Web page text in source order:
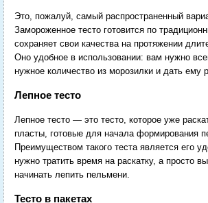
Это, пожалуй, самый распространенный
Замороженное тесто готовится по
сохраняет свои качества на протяжении
Оно удобное в использовании: вам нужно
нужное количество из морозилки и дать ему
Лепное тесто
Лепное тесто — это тесто, которое уже
пласты, готовые для начала формирования
Преимуществом такого теста является его
нужно тратить время на раскатку, а просто
начинать лепить пельмени.
Тесто в пакетах